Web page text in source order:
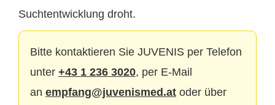
Suchtentwicklung droht.
Bitte kontaktieren Sie JUVENIS per Telefon
unter +43 1 236 3020, per E-Mail
an empfang@juvenismed.at oder über